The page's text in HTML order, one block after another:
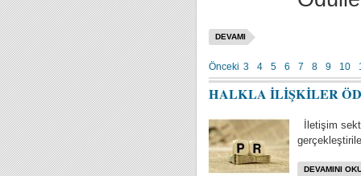
DEVAMI
Önceki 3 4 5 6 7 8 9 10
HALKLA İLİŞKİLER
İletişim
DEVAMINI